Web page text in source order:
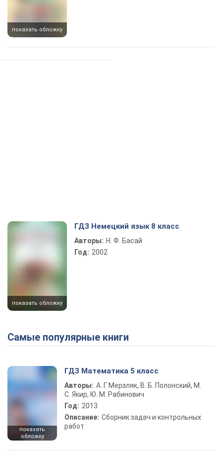
показать обложку
показать обложку
ГДЗ Немецкий язык 8 класс
Авторы: Н. Ф. Басай
Год: 2002
Самые популярные книги
показать
обложку
ГДЗ Математика 5 класс
Авторы: А. Г. Мерзляк, В. Б. Полонский, М.
С. Якир, Ю. М. Рабинович
Год: 2013
Описание: Сборник задач и контрольных
работ